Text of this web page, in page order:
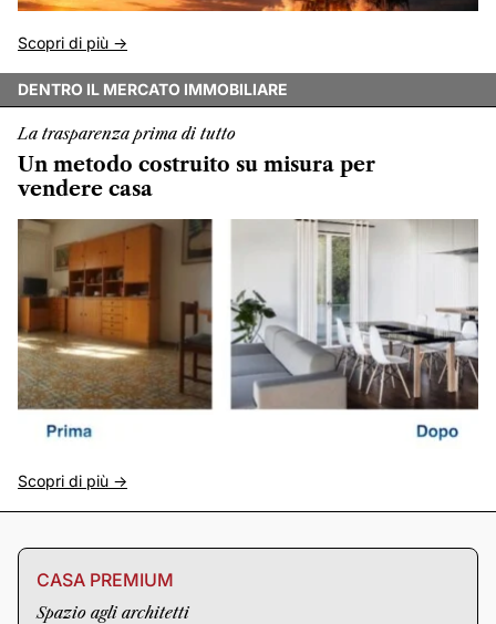
Scopri di più ->
DENTRO IL MERCATO IMMOBILIARE
La trasparenza prima di tutto
Un metodo costruito su misura per
vendere casa
Scopri di più ->
CASA PREMIUM
Spazio agli architetti